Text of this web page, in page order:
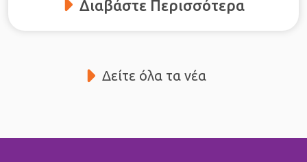
Διαβάστε Περισσότερα
Δείτε όλα τα νέα